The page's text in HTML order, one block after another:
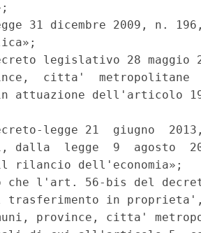
31 dicembre 2009, n.
legislativo 28 maggio
citta'
attuazione dell'articolo
legge 21  giugno
dalla  legge  9  agosto
rilancio dell'economia»;
che l'art. 56-bis del
in
province, citta'